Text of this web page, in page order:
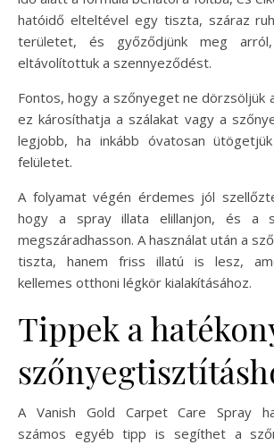
hatóidő elteltével egy tiszta, száraz
területet, és győződjünk meg
eltávolítottuk a szennyeződést.
Fontos, hogy a szőnyeget ne dörzsöljük
ez károsíthatja a szálakat vagy a
legjobb, ha inkább óvatosan
felületet.
A folyamat végén érdemes jól
hogy a spray illata elillanjon, és a
megszáradhasson. A használat után a
tiszta, hanem friss illatú is lesz,
kellemes otthoni légkör kialakításához.
Tippek a
A Vanish Gold Carpet Care Spray
számos egyéb tipp is segíthet a